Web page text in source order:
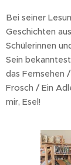
Bei seiner
Geschichten
Schülerinnen
Sein
das Fernsehen
Frosch / Ein
mir, Esel!